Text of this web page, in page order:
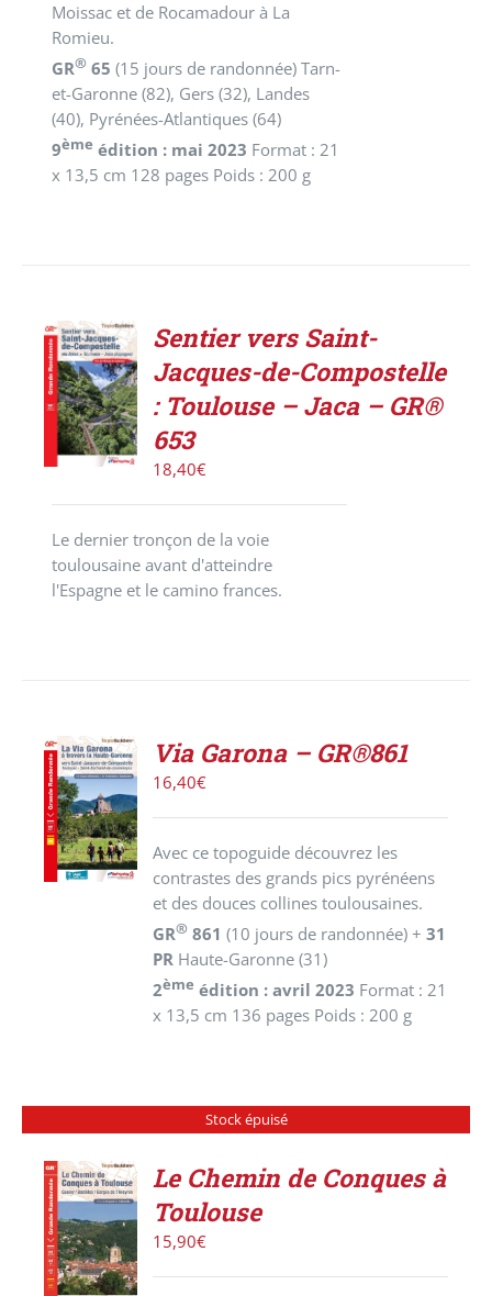
Moissac et de Rocamadour à La
Romieu.
GR® 65(15 jours de randonnée) Tarn-
et-Garonne (82), Gers (32), Landes
(40), Pyrénées-Atlantiques (64)
9ème édition : mai 2023 Format : 21
x 13,5 cm 128 pages Poids : 200 g
AJOUTER
AU
PANIER
/
DÉTAILS
Sentier vers Saint-
Jacques-de-Compostelle
: Toulouse – Jaca – GR®
653
18,40€
Le dernier tronçon de la voie
toulousaine avant d'atteindre
l'Espagne et le camino frances.
AJOUTER
AU
PANIER
/
DÉTAILS
Via Garona – GR®861
16,40€
Avec ce topoguide découvrez les
contrastes des grands pics pyrénéens
et des douces collines toulousaines.
GR® 861(10 jours de randonnée) +31
PR Haute-Garonne (31)
2ème édition : avril 2023 Format : 21
x 13,5 cm 136 pages Poids : 200 g
Stock épuisé
DÉTAILS
Le Chemin de Conques à
Toulouse
15,90€